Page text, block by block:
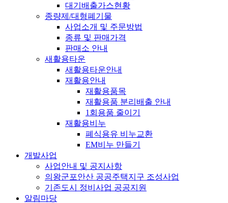
대기배출가스현황
종량제/대형폐기물
사업소개 및 주문방법
종류 및 판매가격
판매소 안내
새활용타운
새활용타운안내
재활용안내
재활용품목
재활용품 분리배출 안내
1회용품 줄이기
재활용비누
폐식용유 비누교환
EM비누 만들기
개발사업
사업안내 및 공지사항
의왕군포안산 공공주택지구 조성사업
기존도시 정비사업 공공지원
알림마당